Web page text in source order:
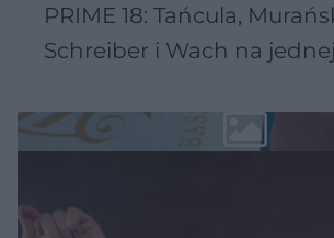
PRIME 18: Tańcula,
Schreiber i Wach na